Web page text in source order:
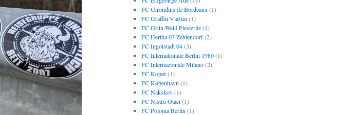
FC Girondins de Bordeaux (1)
FC Graffin Vlašim(1)
FC Grün-Weiß Piesteritz(1)
FC Hertha 03 Zehlendorf(2)
FC Ingolstadt 04(3)
FC Internationale Berlin 1980(1)
FC Internazionale Milano(2)
FC Koper(1)
FC København (1)
FC Nakskov(1)
FC Nistru Otaci(1)
FC Polonia Berlin (1)